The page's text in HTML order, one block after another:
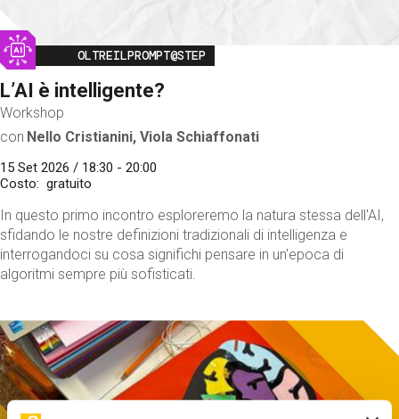
Image
OLTREILPROMPT@STEP
L’AI è intelligente?
Workshop
con Nello Cristianini, Viola Schiaffonati
15 Set 2026 / 18:30 - 20:00
Costo
gratuito
In questo primo incontro esploreremo la natura stessa dell'AI,
sfidando le nostre definizioni tradizionali di intelligenza e
interrogandoci su cosa significhi pensare in un'epoca di
algoritmi sempre più sofisticati.